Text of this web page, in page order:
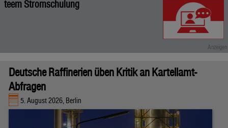
teem Stromschulung
Deutsche Raffinerien üben Kritik an Kartellamt-
Abfragen
5. August 2026, Berlin